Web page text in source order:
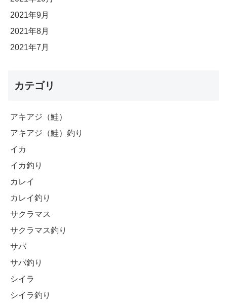
2021年9月
2021年8月
2021年7月
カテゴリ
アキアジ（鮭）
アキアジ（鮭）釣り
イカ
イカ釣り
カレイ
カレイ釣り
サクラマス
サクラマス釣り
サバ
サバ釣り
シイラ
シイラ釣り